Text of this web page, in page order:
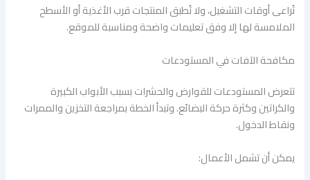
تُراعى أوقات التشغيل، ولا تُطبق المنتجات قرب الأغذية أو الأسطح
الملامسة لها إلا وفق تعليمات واضحة ومناسبة للموقع.
مكافحة الآفات في المستودعات
تتعرض المستودعات للقوارض والحشرات بسبب الأبواب الكبيرة
والكراتين وكثرة حركة البضائع. وتبدأ الخطة بمراجعة التخزين والممرات
ونقاط الدخول.
يمكن أن تشمل الأعمال: